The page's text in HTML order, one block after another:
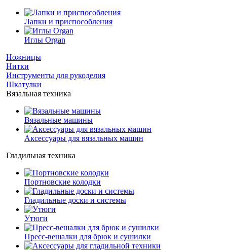
Лапки и приспособления
Иглы Organ
Ножницы
Нитки
Инструменты для рукоделия
Шкатулки
Вязальная техника
Вязальные машины
Аксессуары для вязальных машин
Гладильная техника
Портновские колодки
Гладильные доски и системы
Утюги
Пресс-вешалки для брюк и сушилки